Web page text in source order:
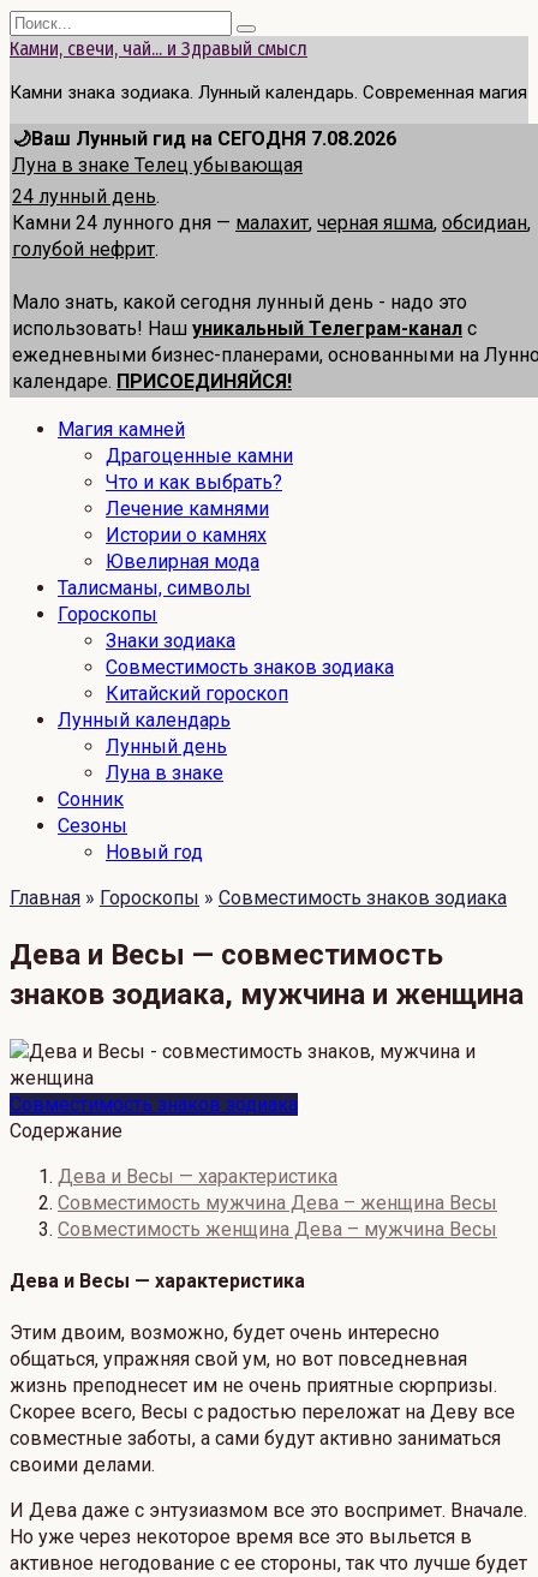
Перейти
к
Search
for:
Камни, свечи, чай... и Здравый смысл
Камни знака зодиака. Лунный календарь. Современная магия
🌙Ваш Лунный гид на СЕГОДНЯ 7.08.2026
Луна в знаке Телец убывающая
24 лунный день.
Камни 24 лунного дня — малахит, черная яшма, обсидиан,
голубой нефрит.
Мало знать, какой сегодня лунный день - надо это
использовать! Наш уникальный Телеграм-канал с
ежедневными бизнес-планерами, основанными на
календаре. ПРИСОЕДИНЯЙСЯ!
Магия камней
Драгоценные камни
Что и как выбрать?
Лечение камнями
Истории о камнях
Ювелирная мода
Талисманы, символы
Гороскопы
Знаки зодиака
Совместимость знаков зодиака
Китайский гороскоп
Лунный календарь
Лунный день
Луна в знаке
Сонник
Сезоны
Новый год
Главная » Гороскопы » Совместимость знаков зодиака
Дева и Весы — совместимость
знаков зодиака, мужчина и женщина
Совместимость знаков зодиака
Содержание
Дева и Весы — характеристика
Совместимость мужчина Дева – женщина Весы
Совместимость женщина Дева – мужчина Весы
Дева и Весы — характеристика
Этим двоим, возможно, будет очень интересно
общаться, упражняя свой ум, но вот повседневная
жизнь преподнесет им не очень приятные сюрпризы.
Скорее всего, Весы с радостью переложат на Деву все
совместные заботы, а сами будут активно заниматься
своими делами.
И Дева даже с энтузиазмом все это воспримет. Вначале.
Но уже через некоторое время все это выльется в
активное негодование с ее стороны, так что лучше будет